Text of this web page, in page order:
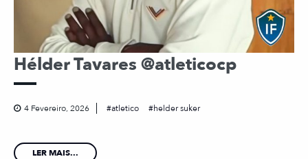
Hélder Tavares @atleticocp
4 Fevereiro, 2026 atletico helder suker
LER MAIS...